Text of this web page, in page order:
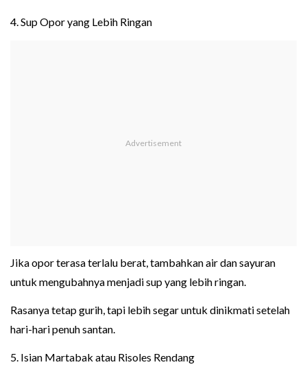
4. Sup Opor yang Lebih Ringan
Jika opor terasa terlalu berat, tambahkan air dan sayuran
untuk mengubahnya menjadi sup yang lebih ringan.
Rasanya tetap gurih, tapi lebih segar untuk dinikmati setelah
hari-hari penuh santan.
5. Isian Martabak atau Risoles Rendang